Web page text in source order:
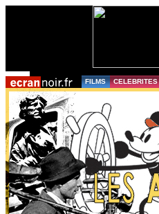
FILMS CELEBRITES